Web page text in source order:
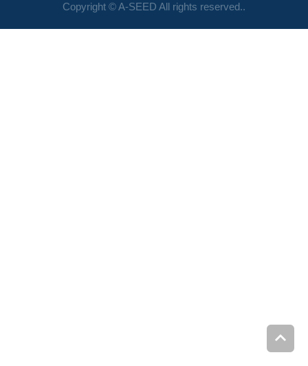
Copyright © A-SEED All rights reserved..